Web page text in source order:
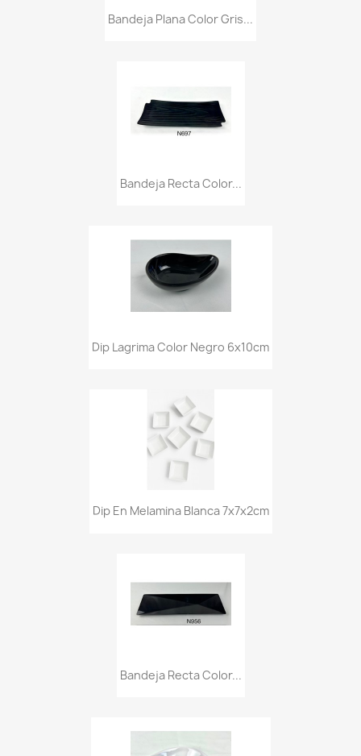
Bandeja Plana Color Gris...
Bandeja Recta Color...
Dip Lagrima Color Negro 6x10cm
Dip En Melamina Blanca 7x7x2cm
Bandeja Recta Color...